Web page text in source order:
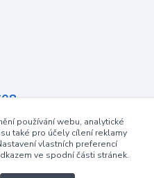
používání webu, analytické
také pro účely cílení reklamy
vlastních preferencí
ve spodní části stránek.